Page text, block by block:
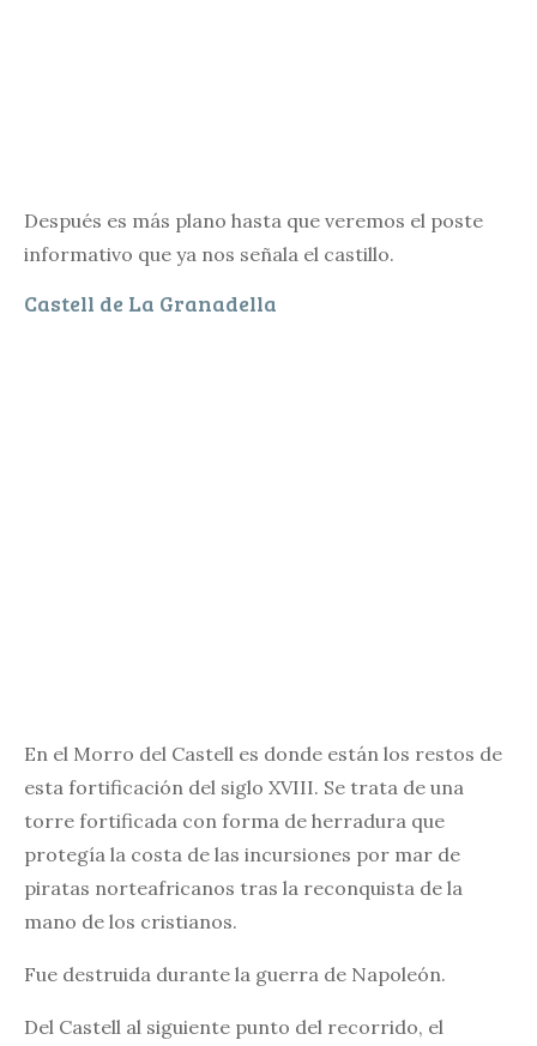
Después es más plano hasta que veremos el poste
informativo que ya nos señala el castillo.
Castell de La Granadella
En el Morro del Castell es donde están los restos de
esta fortificación del siglo XVIII. Se trata de una
torre fortificada con forma de herradura que
protegía la costa de las incursiones por mar de
piratas norteafricanos tras la reconquista de la
mano de los cristianos.
Fue destruida durante la guerra de Napoleón.
Del Castell al siguiente punto del recorrido, el